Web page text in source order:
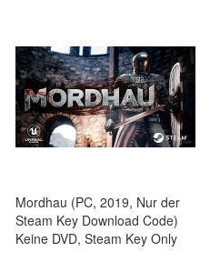
Mordhau (PC, 2019, Nur der
Steam Key Download Code)
Keine DVD, Steam Key Only